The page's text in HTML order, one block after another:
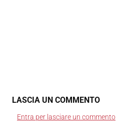
LASCIA UN COMMENTO
Entra per lasciare un commento